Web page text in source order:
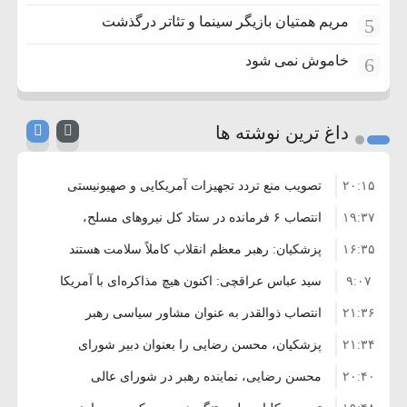
5 مریم همتیان بازیگر سینما و تئاتر درگذشت
6 خاموش نمی شود
داغ ترین نوشته ها
تصویب منع تردد تجهیزات آمریکایی و صهیونیستی
از تنگه هرمز
۲۰:۱۵
انتصاب ۶ فرمانده در ستاد کل نیروهای مسلح،
سپاه پاسداران و بسیج
۱۹:۳۷
پزشکیان: رهبر معظم انقلاب کاملاً سلامت هستند ۱۶:۳۵
سید عباس عراقچی: اکنون هیچ مذاکره‌ای با آمریکا
نداریم
۹:۰۷
انتصاب ذوالقدر به عنوان مشاور سیاسی رهبر
انقلاب
۲۱:۳۶
پزشکیان، محسن رضایی را بعنوان دبیر شورای
عالی امنیت منصوب کرد
۲۱:۳۴
محسن رضایی، نماینده رهبر در شورای عالی ۲۰:۴۰